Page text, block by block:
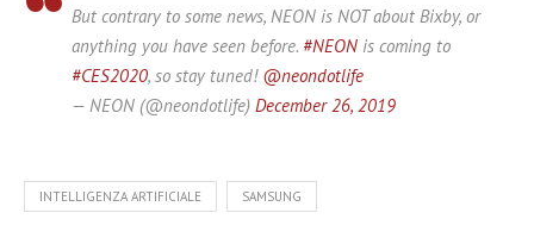
But contrary to some news, NEON is NOT about Bixby, or
anything you have seen before. #NEON is coming to
#CES2020, so stay tuned! @neondotlife
— NEON (@neondotlife) December 26, 2019
INTELLIGENZA ARTIFICIALE SAMSUNG